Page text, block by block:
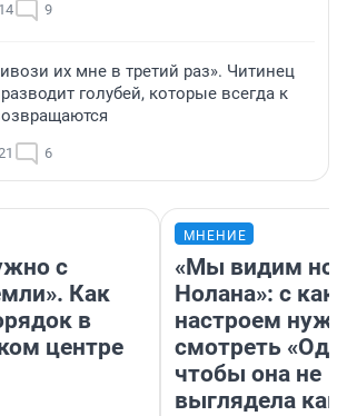
9
их мне в третий раз». Читинец
голубей, которые всегда к
6
с
Как
в
центре
МНЕНИЕ
«Мы видим
Нолана»: с
настроем
смотреть
чтобы она не
выглядела как